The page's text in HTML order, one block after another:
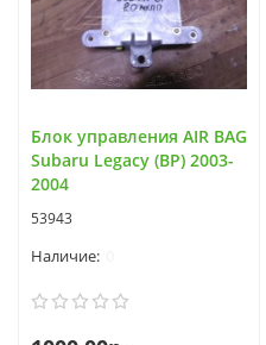
Блок управления AIR BAG
Subaru Legacy (BP) 2003-
2004
53943